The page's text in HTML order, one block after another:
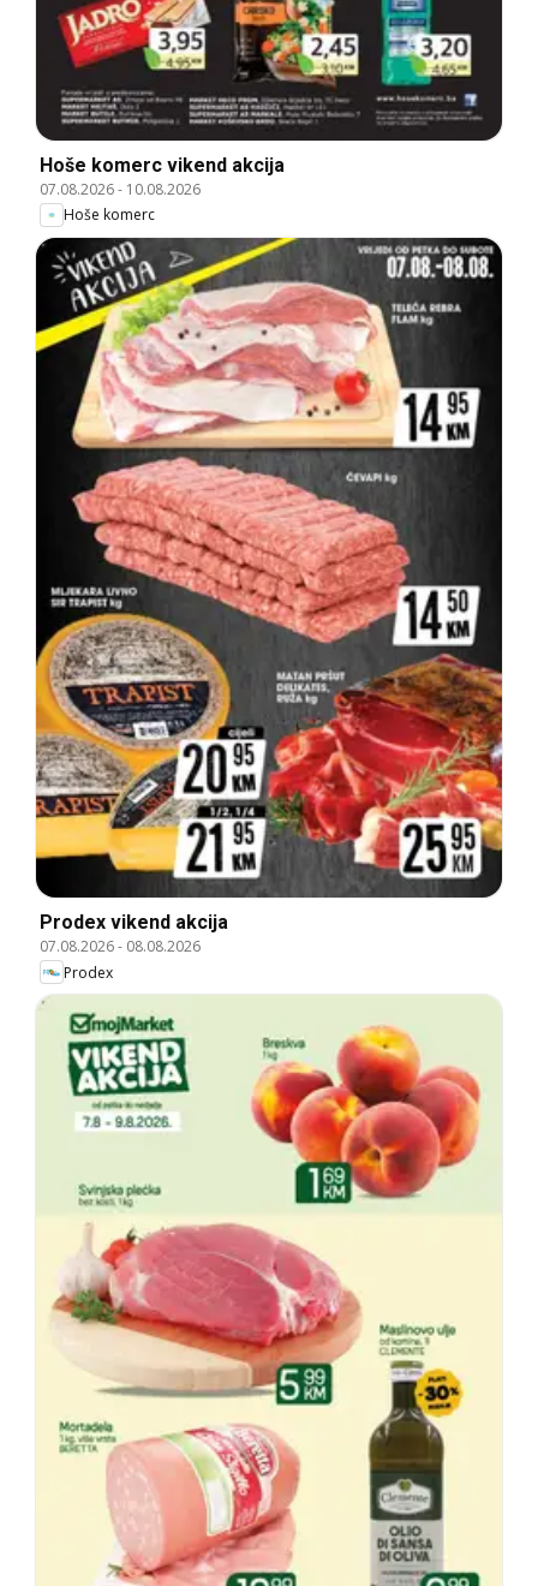
Hoše komerc vikend akcija
07.08.2026- 10.08.2026
Hoše komerc
Prodex vikend akcija
07.08.2026- 08.08.2026
Prodex